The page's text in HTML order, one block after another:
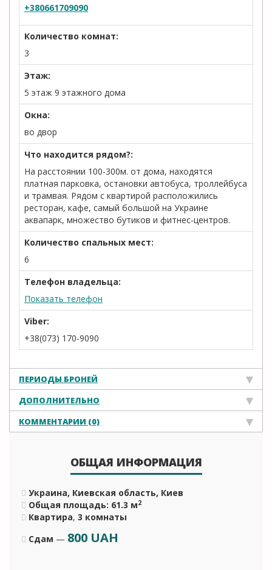
+380661709090
Количество комнат:
3
Этаж:
5 этаж 9 этажного дома
Окна:
во двор
Что находится рядом?:
На расстоянии 100-300м. от дома, находятся
платная парковка, остановки автобуса, троллейбуса
и трамвая. Рядом с квартирой расположились
ресторан, кафе, самый большой на Украине
аквапарк, множество бутиков и фитнес-центров.
Количество спальных мест:
6
Телефон владельца:
Показать телефон
Viber:
+38(073) 170-9090
ПЕРИОДЫ БРОНЕЙ
ДОПОЛНИТЕЛЬНО
КОММЕНТАРИИ (0)
ОБЩАЯ ИНФОРМАЦИЯ
Украина, Киевская область, Киев
Общая площадь: 61.3 м2
Квартира, 3 комнаты
Сдам — 800 UAH